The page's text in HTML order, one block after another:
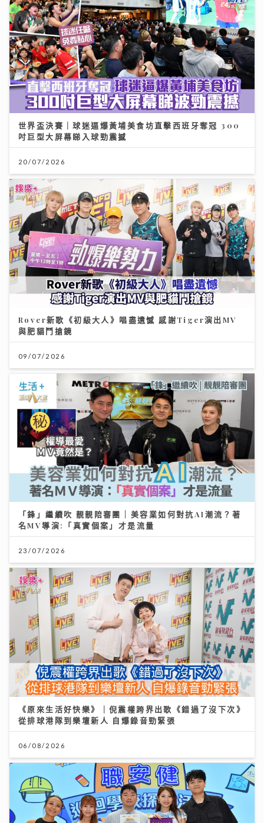
世界盃決賽｜球迷逼爆黃埔美食坊直擊西班牙奪冠 300
吋巨型大屏幕睇入球勁震撼
20/07/2026
Rover新歌《初級大人》唱盡遺憾 感謝Tiger演出MV
與肥貓鬥搶鏡
09/07/2026
「鋒」繼續吹 靚靚陪審團 | 美容業如何對抗AI潮流？著
名MV導演:「真實個案」才是流量
23/07/2026
《原來生活好快樂》｜倪震權跨界出歌《錯過了沒下次》
從排球港隊到樂壇新人 自爆錄音勁緊張
06/08/2026